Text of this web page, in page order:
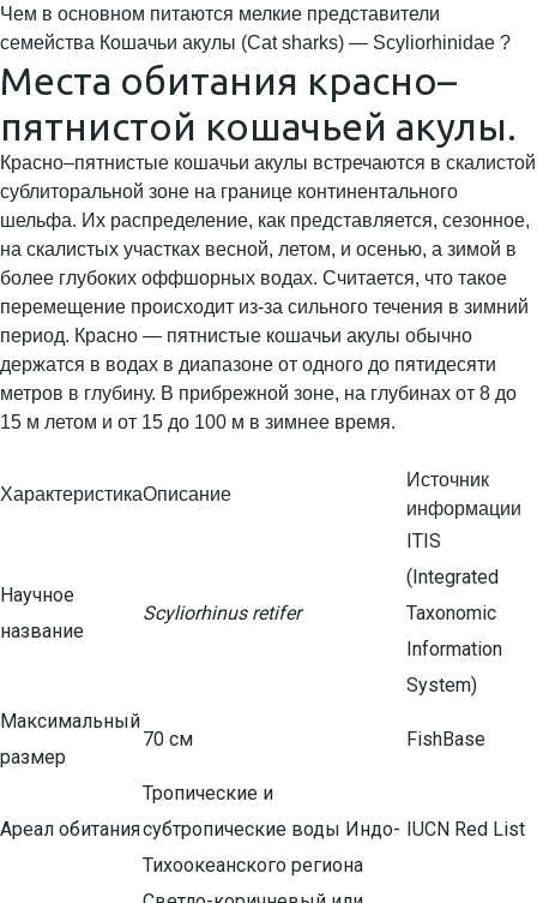
Чем в основном питаются мелкие представители
семейства Кошачьи акулы (Cat sharks) — Scyliorhinidae ?
Места обитания красно–
пятнистой кошачьей акулы.
Красно–пятнистые кошачьи акулы встречаются в скалистой
сублиторальной зоне на границе континентального
шельфа. Их распределение, как представляется, сезонное,
на скалистых участках весной, летом, и осенью, а зимой в
более глубоких оффшорных водах. Считается, что такое
перемещение происходит из-за сильного течения в зимний
период. Красно — пятнистые кошачьи акулы обычно
держатся в водах в диапазоне от одного до пятидесяти
метров в глубину. В прибрежной зоне, на глубинах от 8 до
15 м летом и от 15 до 100 м в зимнее время.
ХарактеристикаОписание
Источник
информации
Научное
название
Scyliorhinus retifer
ITIS
(Integrated
Taxonomic
Information
System)
Максимальный
размер
70 см FishBase
Ареал обитания
Тропические и
субтропические воды Индо-
Тихоокеанского региона
IUCN Red List